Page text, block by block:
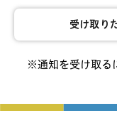
受け取り
※通知を受け取る